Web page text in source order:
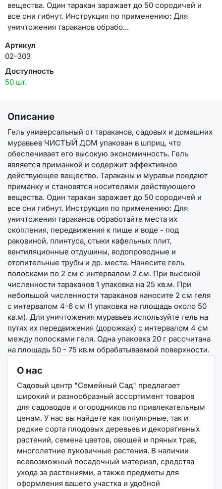
вещества. Один таракан заражает до 50 сородичей и
все они гибнут. Инструкция по применению: Для
уничтожения тараканов обрабо...
Артикул
02-303
Доступность
50 шт.
Описание
Гель универсальный от тараканов, садовых и домашних
муравьев ЧИСТЫЙ ДОМ упакован в шприц, что
обеспечивает его высокую экономичность. Гель
является приманкой и содержит эффективное
действующее вещество. Тараканы и муравьи поедают
приманку и становятся носителями действующего
вещества. Один таракан заражает до 50 сородичей и
все они гибнут. Инструкция по применению: Для
уничтожения тараканов обработайте места их
скопления, передвижения к пище и воде - под
раковиной, плинтуса, стыки кафельных плит,
вентиляционные отдушины, водопроводные и
отопительные трубы и др. места. Нанесите гель
полосками по 2 см с интервалом 2 см. При высокой
численности тараканов 1 упаковка на 25 кв.м. При
небольшой численности тараканов наносите 2 см геля
с интервалом 4-6 см (1 упаковка на площадь около 50
кв.м). Для уничтожения муравьев используйте гель на
путях их передвижения (дорожках) с интервалом 4 см
между полосками геля. Одна упаковка 20 г рассчитана
на площадь 50 - 75 кв.м обрабатываемой поверхности.
О нас
Садовый центр "Семейный Сад" предлагает
широкий и разнообразный ассортимент товаров
для садоводов и огородников по привлекательным
ценам. У нас вы найдете как популярные, так и
редкие сорта плодовых деревьев и декоративных
растений, семена цветов, овощей и пряных трав,
многолетние луковичные растения. В наличии
всевозможный посадочный материал, средства
ухода за растениями, а также предметы для
оформления вашего участка и удобной